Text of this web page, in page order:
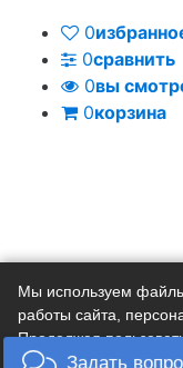
Мы используем
работы сайта,
Продолжая
с
политикой
0
0сравнить
0вы
0корзина
Задать вопрос